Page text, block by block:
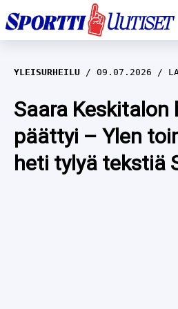
EM-YLEISURHEILU
JÄÄKIEKKO
YLEISURHEILU
WILMA HELTELÄ
TALVILAJIT
YLEISURHEILU 09.07.2026
Saara
päättyi – Ylen
heti tylyä tekstiä